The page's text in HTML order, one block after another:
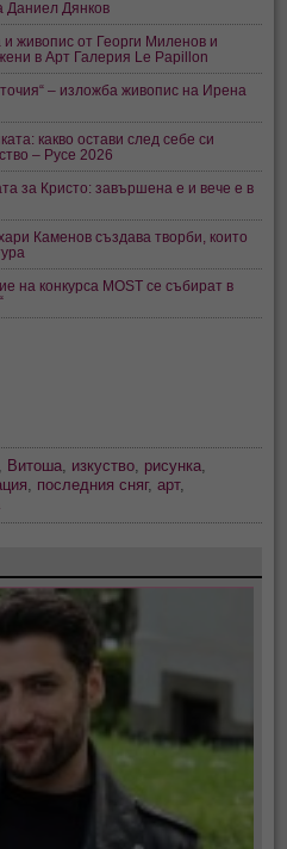
Даниел Дянков
и живопис от Георги Миленов и
в Арт Галерия Le Papillon
– изложба живопис на Ирена
какво остави след себе си
– Русе 2026
за Кристо: завършена е и вече е в
Каменов създава творби, които
на конкурса MOST се събират в
, Витоша, изкуство, рисунка,
, последния сняг,арт,